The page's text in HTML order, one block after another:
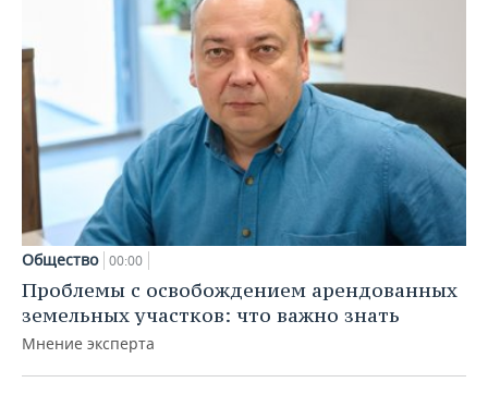
Общество 00:00
Проблемы с освобождением арендованных
земельных участков: что важно знать
Мнение эксперта